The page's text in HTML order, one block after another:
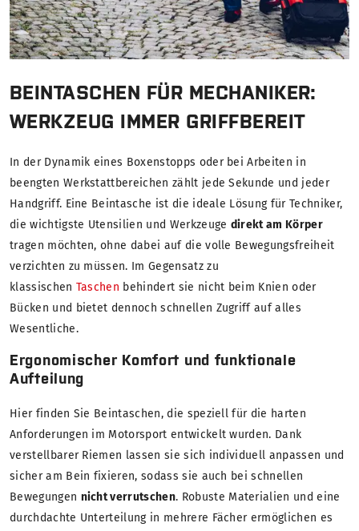
BEINTASCHEN FÜR MECHANIKER:
WERKZEUG IMMER GRIFFBEREIT
In der Dynamik eines Boxenstopps oder bei Arbeiten in
beengten Werkstattbereichen zählt jede Sekunde und jeder
Handgriff. Eine Beintasche ist die ideale Lösung für Techniker,
die wichtigste Utensilien und Werkzeuge direkt am Körper
tragen möchten, ohne dabei auf die volle Bewegungsfreiheit
verzichten zu müssen. Im Gegensatz zu
klassischen Taschen behindert sie nicht beim Knien oder
Bücken und bietet dennoch schnellen Zugriff auf alles
Wesentliche.
Ergonomischer Komfort und funktionale
Aufteilung
Hier finden Sie Beintaschen, die speziell für die harten
Anforderungen im Motorsport entwickelt wurden. Dank
verstellbarer Riemen lassen sie sich individuell anpassen und
sicher am Bein fixieren, sodass sie auch bei schnellen
Bewegungen nicht verrutschen. Robuste Materialien und eine
durchdachte Unterteilung in mehrere Fächer ermöglichen es